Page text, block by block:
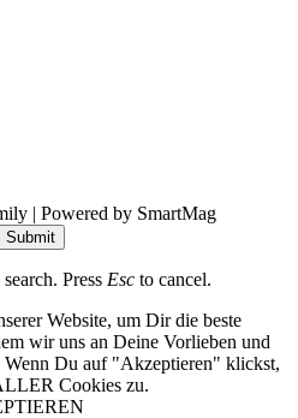
| Powered by SmartMag
Submit
Press Esc to cancel.
Website, um Dir die beste
wir uns an Deine Vorlieben und
Wenn Du auf "Akzeptieren" klickst,
Cookies zu.